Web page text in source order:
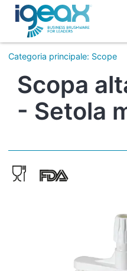
IT
EN
Categoria principale: Scope
Scopa
- Setola